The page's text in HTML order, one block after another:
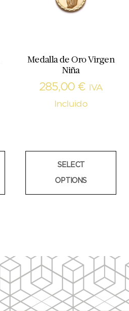
Medalla de Oro Virgen
Niña
285,00 €
IVA
Incluido
SELECT
OPTIONS